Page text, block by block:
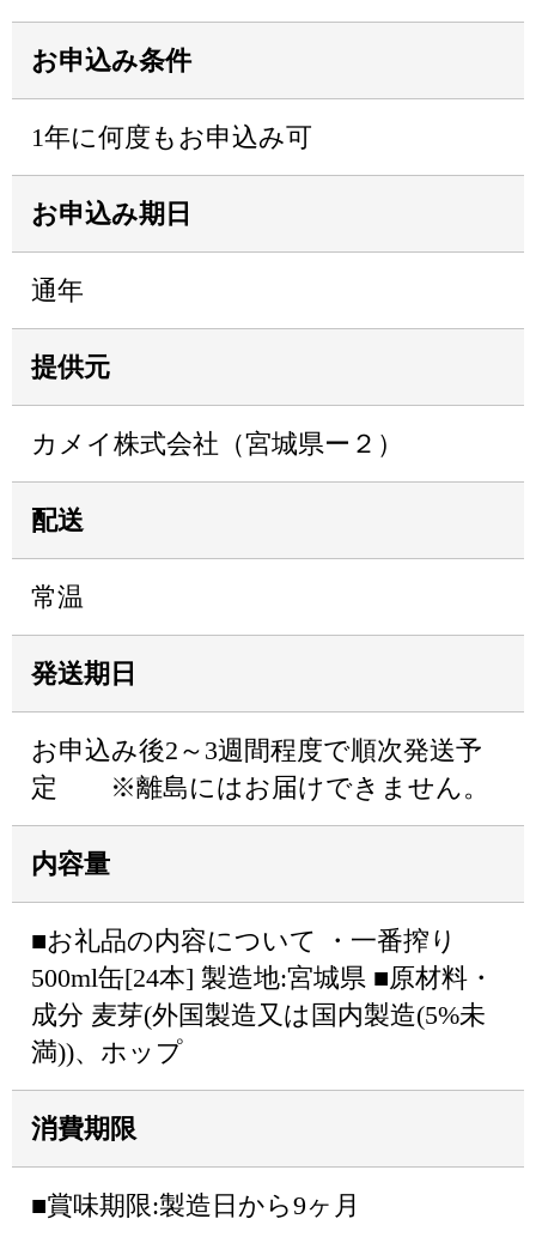
お申込み条件
1年に何度もお申込み可
お申込み期日
通年
提供元
カメイ株式会社（宮城県ー２）
配送
常温
発送期日
お申込み後2～3週間程度で順次発送予
定 ※離島にはお届けできません。
内容量
■お礼品の内容について ・一番搾り
500ml缶[24本] 製造地:宮城県 ■原材料・
成分 麦芽(外国製造又は国内製造(5%未
満))、ホップ
消費期限
■賞味期限:製造日から9ヶ月